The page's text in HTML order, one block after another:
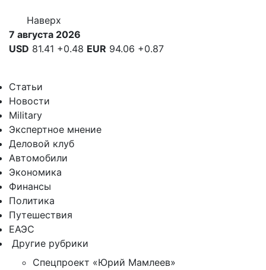
Наверх
7 августа 2026
USD 81.41 +0.48 EUR 94.06 +0.87
Статьи
Новости
Military
Экспертное мнение
Деловой клуб
Автомобили
Экономика
Финансы
Политика
Путешествия
ЕАЭС
Другие рубрики
Спецпроект «Юрий Мамлеев»